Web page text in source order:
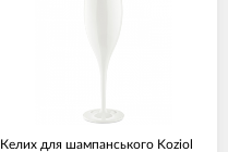
Келих для шампанського Koziol